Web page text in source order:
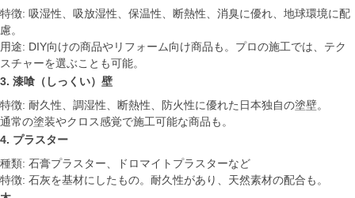
特徴: 吸湿性、吸放湿性、保温性、断熱性、消臭に優れ、地球環境に配
慮。
用途: DIY向けの商品やリフォーム向け商品も。プロの施工では、テク
スチャーを選ぶことも可能。
3. 漆喰（しっくい）壁
特徴: 耐久性、調湿性、断熱性、防火性に優れた日本独自の塗壁。
通常の塗装やクロス感覚で施工可能な商品も。
4. プラスター
種類: 石膏プラスター、ドロマイトプラスターなど
特徴: 石灰を基材にしたもの。耐久性があり、天然素材の配合も。